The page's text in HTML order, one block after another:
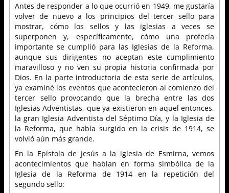
Antes de responder a lo que ocurrió en 1949, me gustaría
volver de nuevo a los principios del tercer sello para
mostrar, cómo los sellos y las iglesias a veces se
superponen y, específicamente, cómo una profecía
importante se cumplió para las Iglesias de la Reforma,
aunque sus dirigentes no aceptan este cumplimiento
maravilloso y no ven su propia historia confirmada por
Dios. En la parte introductoria de esta serie de artículos,
ya examiné los eventos que acontecieron al comienzo del
tercer sello provocando que la brecha entre las dos
Iglesias Adventistas, que ya existieron en aquel entonces,
la gran Iglesia Adventista del Séptimo Día, y la Iglesia de
la Reforma, que había surgido en la crisis de 1914, se
volvió aún más grande.
En la Epístola de Jesús a la iglesia de Esmirna, vemos
acontecimientos que hablan en forma simbólica de la
Iglesia de la Reforma de 1914 en la repetición del
segundo sello: